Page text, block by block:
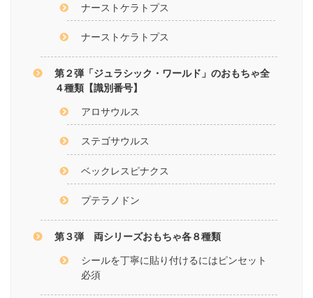
ナーストケラトプス
ナーストケラトプス
第２弾「ジュラシック・ワールド」のおもちゃ全
４種類【識別番号】
アロサウルス
ステゴサウルス
ベックレスピナクス
プテラノドン
第３弾 両シリーズおもちゃ各８種類
シールを丁寧に貼り付けるにはピンセット
必須